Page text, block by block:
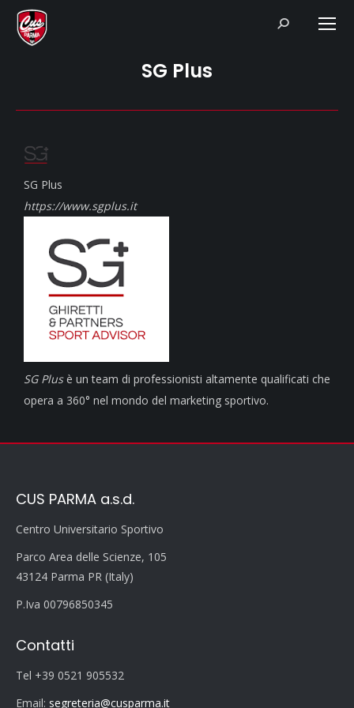
Search:
SG Plus
SG Plus
https://www.sgplus.it
SG Plusè un team di professionisti altamente qualificati che
opera a 360° nel mondo del marketing sportivo.
CUS PARMA a.s.d.
Centro Universitario Sportivo
Parco Area delle Scienze, 105
43124 Parma PR (Italy)
P.Iva 00796850345
Contatti
Tel +39 0521 905532
Email: segreteria@cusparma.it